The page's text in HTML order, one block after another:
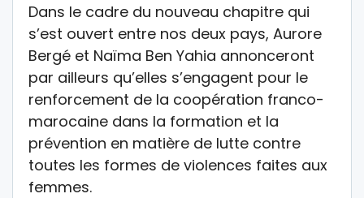
Dans le cadre du nouveau chapitre qui
s’est ouvert entre nos deux pays, Aurore
Bergé et Naïma Ben Yahia annonceront
par ailleurs qu’elles s’engagent pour le
renforcement de la coopération franco-
marocaine dans la formation et la
prévention en matière de lutte contre
toutes les formes de violences faites aux
femmes.